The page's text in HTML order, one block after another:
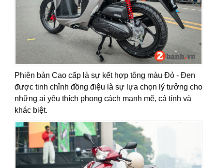
Phiên bản Cao cấp là sự kết hợp tông màu Đỏ - Đen
được tinh chỉnh đồng điệu là sự lựa chọn lý tưởng cho
những ai yêu thích phong cách mạnh mẽ, cá tính và
khác biệt.